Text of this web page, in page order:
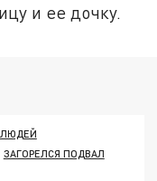
и ее дочку.
ЗАГОРЕЛСЯ ПОДВАЛ